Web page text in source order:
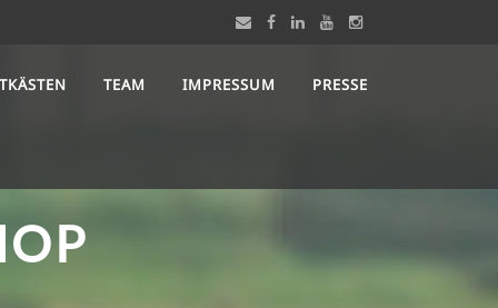
TEAM IMPRESSUM PRESSE